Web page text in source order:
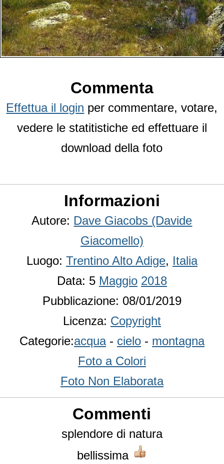
Commenta
Effettua il login per commentare, votare,
vedere le statitistiche ed effettuare il
download della foto
Informazioni
Autore: Dave Giacobs (Davide
Giacomello)
Luogo: Trentino Alto Adige, Italia
Data: 5 Maggio 2018
Pubblicazione: 08/01/2019
Licenza: Copyright
Categorie:acqua- cielo - montagna
Foto a Colori
Foto Non Elaborata
Commenti
splendore di natura
bellissima